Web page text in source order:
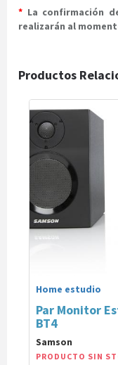
* La confirmación
realizarán al
Productos
Home estudio
Par Monitor
BT4
Samson
PRODUCTO SIN